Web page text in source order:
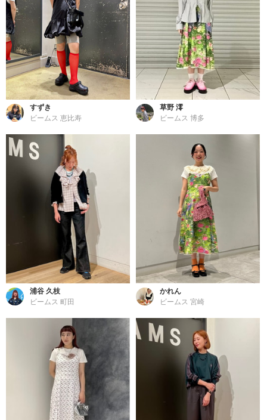
すずき
ビームス 恵比寿
草野 澪
ビームス 博多
浦谷 久枝
ビームス 町田
かれん
ビームス 宮崎